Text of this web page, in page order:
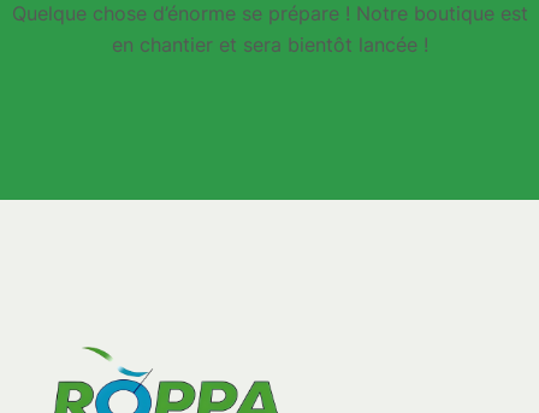
Quelque chose d’énorme se prépare ! Notre boutique est
en chantier et sera bientôt lancée !